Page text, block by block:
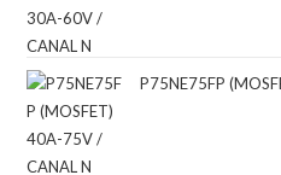
P75NE75FP